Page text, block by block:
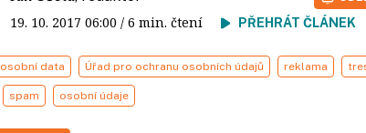
19. 10. 2017 06:00 / 6 min. čtení PŘEHRÁT ČLÁNEK
osobní data Úřad pro ochranu osobních údajů reklama
spam osobní údaje